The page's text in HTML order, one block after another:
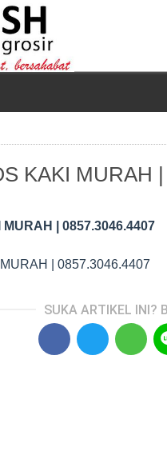
KAKI MURAH
| 0857.3046.4407
| 0857.3046.4407
SUKA ARTIKEL INI?